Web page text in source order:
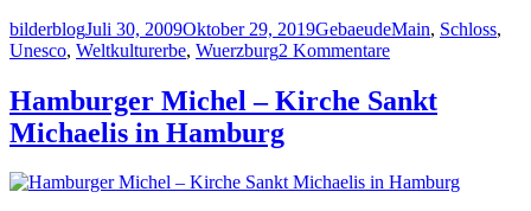
Autor
bilderblogVeröffentlicht
am
Juli 30, 2009Oktober 29, 2019Kategorien
GebaeudeSchlagwörter
Main, Schloss,
Unesco, Weltkulturerbe, Wuerzburg2 Kommentarezu
Residenz
–
Hamburger Michel – Kirche Sankt
Michaelis in Hamburg